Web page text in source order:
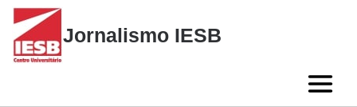
Skip
content
Jornalismo IESB